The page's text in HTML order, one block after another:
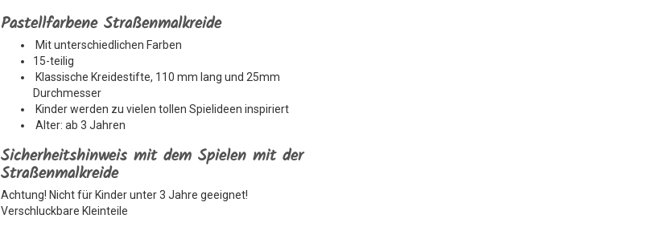
Pastellfarbene Straßenmalkreide
Mit unterschiedlichen Farben
15-teilig
Klassische Kreidestifte, 110 mm lang und 25mm
Durchmesser
Kinder werden zu vielen tollen Spielideen inspiriert
Alter: ab 3 Jahren
Sicherheitshinweis mit dem Spielen mit der
Straßenmalkreide
Achtung! Nicht für Kinder unter 3 Jahre geeignet!
Verschluckbare Kleinteile